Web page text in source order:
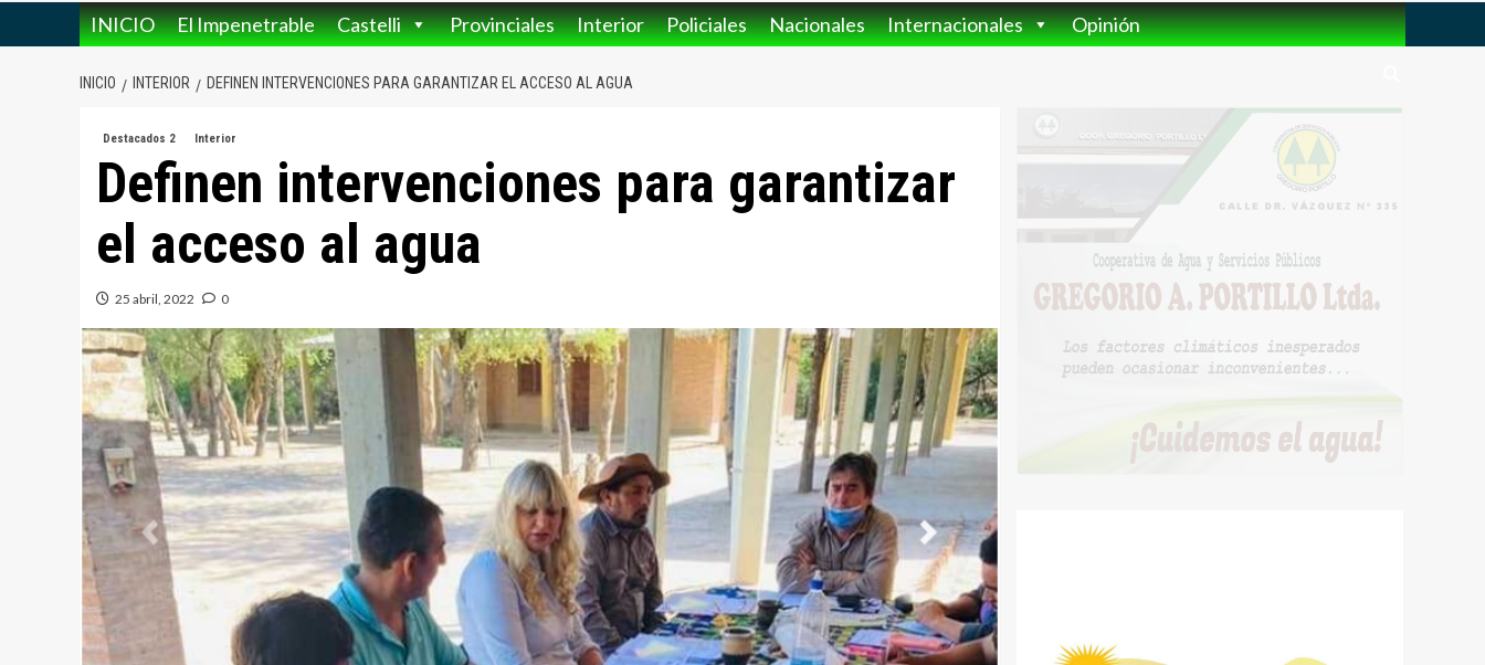
INICIO El Impenetrable Castelli Provinciales Interior Policiales Nacionales Internacionales Opinión
INICIO INTERIOR DEFINEN INTERVENCIONES PARA GARANTIZAR EL ACCESO AL AGUA
Destacados 2 Interior
Definen intervenciones para garantizar
el acceso al agua
25 abril, 2022 0